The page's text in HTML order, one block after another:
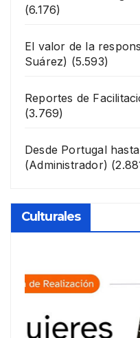
(6.176)
El valor de la
Suárez) (5.593)
Reportes de
(3.769)
Desde Portugal
(Administrador)
Culturales